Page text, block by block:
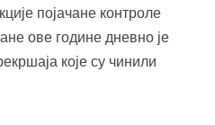
појачане контроле
ове године дневно је
које су чинили